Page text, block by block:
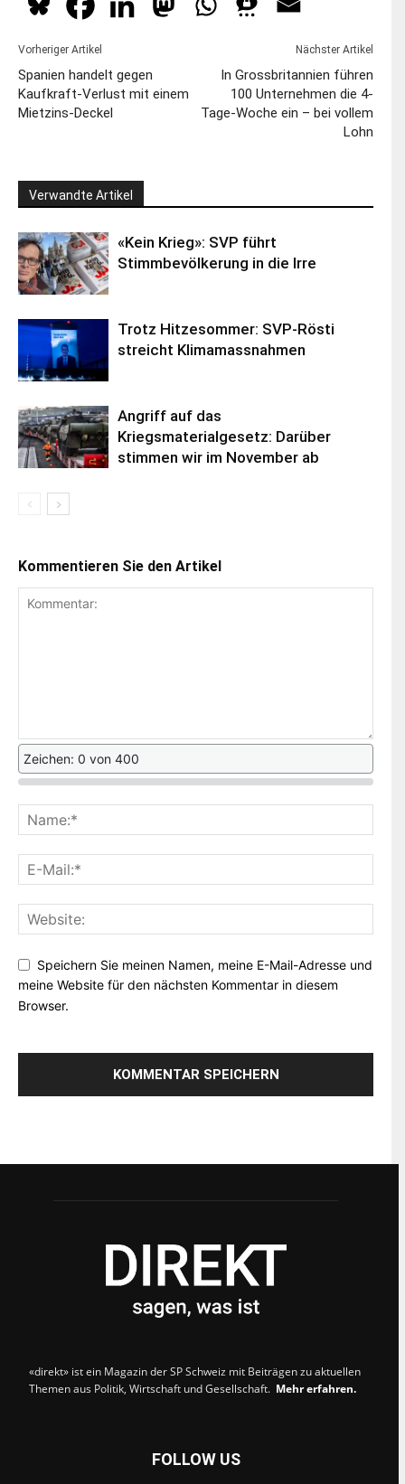
Vorheriger Artikel
Spanien handelt gegen
Kaufkraft-Verlust mit einem
Mietzins-Deckel
Nächster Artikel
In Grossbritannien führen
100 Unternehmen die 4-
Tage-Woche ein – bei vollem
Lohn
Verwandte Artikel
«Kein Krieg»: SVP führt
Stimmbevölkerung in die Irre
Trotz Hitzesommer: SVP-Rösti
streicht Klimamassnahmen
Angriff auf das
Kriegsmaterialgesetz: Darüber
stimmen wir im November ab
Kommentieren Sie den Artikel
Zeichen: 0 von 400
Speichern Sie meinen Namen, meine E-Mail-Adresse und
meine Website für den nächsten Kommentar in diesem
Browser.
«direkt» ist ein Magazin der SP Schweiz mit Beiträgen zu aktuellen
Themen aus Politik, Wirtschaft und Gesellschaft. Mehr erfahren.
FOLLOW US